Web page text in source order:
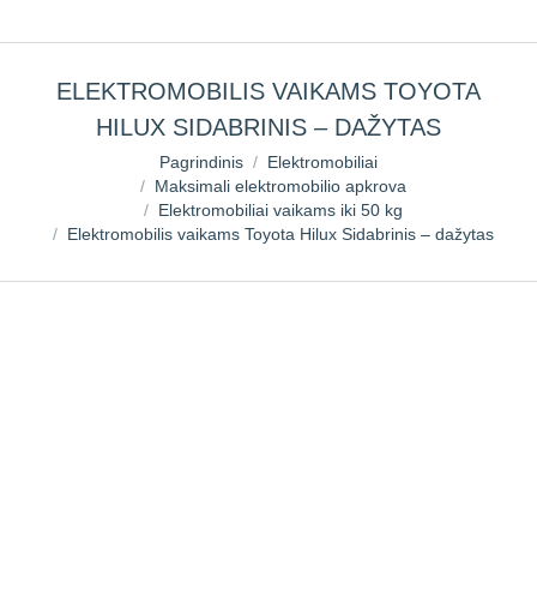
ELEKTROMOBILIS VAIKAMS TOYOTA
HILUX SIDABRINIS – DAŽYTAS
Pagrindinis
Elektromobiliai
Maksimali elektromobilio apkrova
Elektromobiliai vaikams iki 50 kg
Elektromobilis vaikams Toyota Hilux Sidabrinis – dažytas